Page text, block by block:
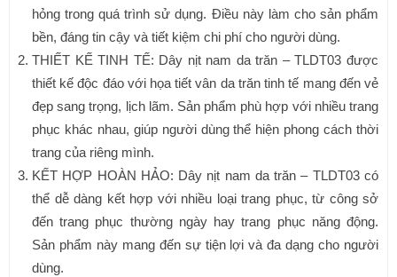
hỏng trong quá trình sử dụng. Điều này làm cho sản phẩm
bền, đáng tin cậy và tiết kiệm chi phí cho người dùng.
THIẾT KẾ TINH TẾ: Dây nịt nam da trăn – TLDT03 được
thiết kế độc đáo với họa tiết vân da trăn tinh tế mang đến vẻ
đẹp sang trọng, lịch lãm. Sản phẩm phù hợp với nhiều trang
phục khác nhau, giúp người dùng thể hiện phong cách thời
trang của riêng mình.
KẾT HỢP HOÀN HẢO: Dây nịt nam da trăn – TLDT03 có
thể dễ dàng kết hợp với nhiều loại trang phục, từ công sở
đến trang phục thường ngày hay trang phục năng động.
Sản phẩm này mang đến sự tiện lợi và đa dạng cho người
dùng.